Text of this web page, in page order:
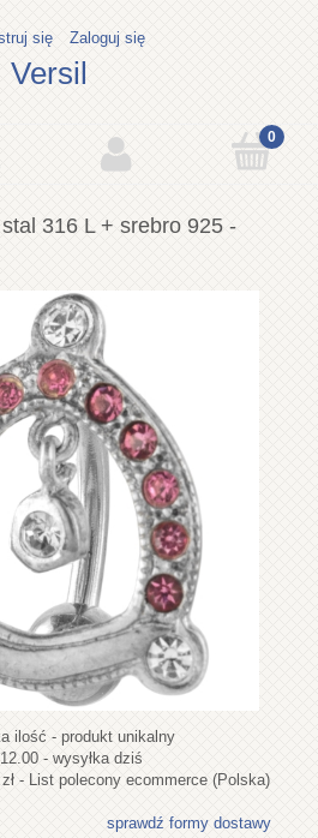
się Zaloguj się
Versil
316 L + srebro 925 -
ilość - produkt unikalny
- wysyłka dziś
- List polecony ecommerce (Polska)
kosztów płatności
sprawdź formy dostawy